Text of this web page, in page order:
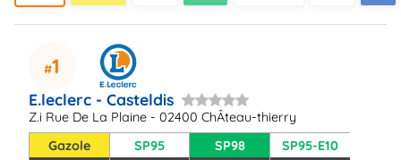
1
E.leclerc - Casteldis
Z.i Rue De La Plaine - 02400 ChÂteau-thierry
Gazole
SP95 SP98 SP95-E10